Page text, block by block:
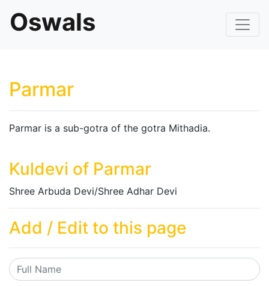
Oswals
Parmar
Parmar is a sub-gotra of the gotra Mithadia.
Kuldevi of Parmar
Shree Arbuda Devi/Shree Adhar Devi
Add / Edit to this page